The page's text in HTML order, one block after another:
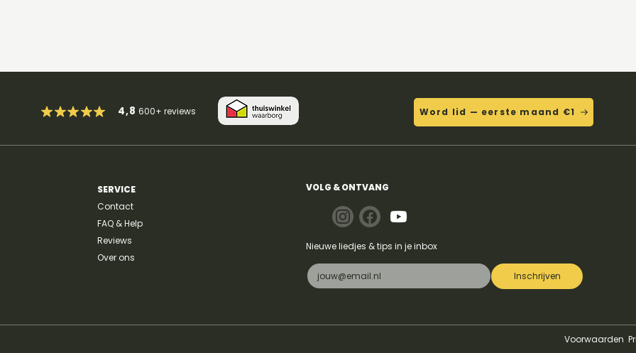
4,8600+reviews Word lid — eerste maand €1
SERVICE
Contact
FAQ & Help
Reviews
Over ons
VOLG & ONTVANG
Nieuwe liedjes & tips in je inbox
Inschrijven
Voorwaarden